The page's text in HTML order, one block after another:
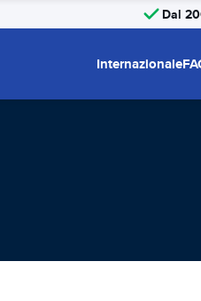
Dal
Internazionale